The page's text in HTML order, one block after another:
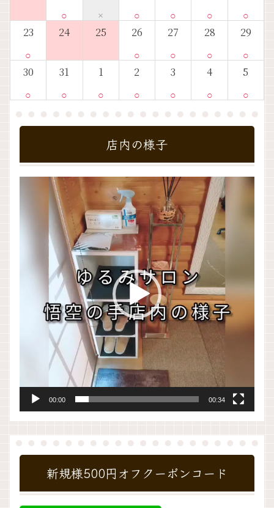
○ × ○ ○ ○ ○
23
○
24 25 26
○
27
○
28
○
29
○
30
○
31
○
1
○
2
○
3
○
4
○
5
○
店内の様子
00:00 00:34
新規様500円オフクーポンコード